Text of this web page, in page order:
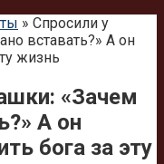
» Спросили у
вставать?» А он
жизнь
«Зачем
А он
бога за эту